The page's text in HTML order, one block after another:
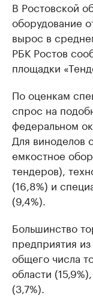
В Ростовской
оборудование
вырос в
РБК Ростов
площадки
По оценкам
спрос на
федеральном
Для виноделов
емкостное
тендеров),
(16,8%) и
(9,4%).
Большинство
предприятия
общего числа
области
(3,7%).